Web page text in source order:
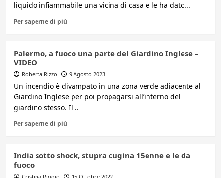
liquido infiammabile una vicina di casa e le ha dato...
Per saperne di più
Palermo, a fuoco una parte del Giardino Inglese –
VIDEO
Roberta Rizzo 9 Agosto 2023
Un incendio è divampato in una zona verde adiacente al
Giardino Inglese per poi propagarsi all’interno del
giardino stesso. Il...
Per saperne di più
India sotto shock, stupra cugina 15enne e le da
fuoco
Cristina Riggio 15 Ottobre 2022